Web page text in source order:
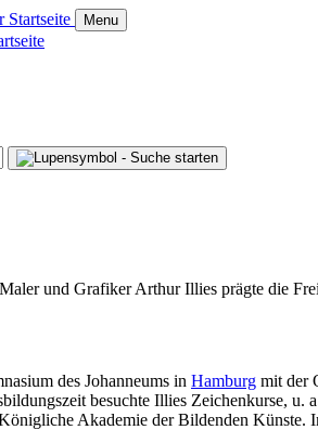
Menu
und Grafiker Arthur Illies prägte die
des Johanneums in Hamburg mit der
besuchte Illies Zeichenkurse,
Akademie der Bildenden